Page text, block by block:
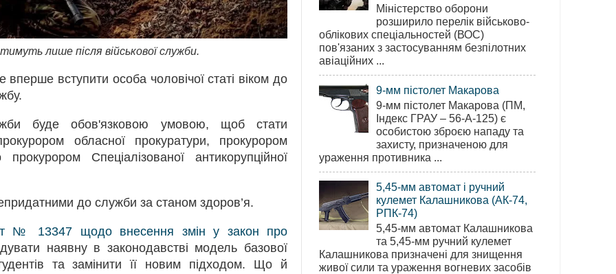
лише після військової служби.
вступити особа чоловічої статі віком до
буде обов'язковою умовою, щоб стати
обласної прокуратури, прокурором
Спеціалізованої антикорупційної
до служби за станом здоров’я.
№ 13347 щодо внесення змін у закон про
наявну в законодавстві модель базової
та замінити її новим підходом. Що й
Міністерство оборони
розширило перелік військово-
облікових спеціальностей (ВОС)
пов'язаних з застосуванням безпілотних
авіаційних ...
9-мм пістолет Макарова
9-мм пістолет Макарова (ПМ,
Індекс ГРАУ – 56-А-125) є
особистою зброєю нападу та
захисту, призначеною для
ураження противника ...
5,45-мм автомат і ручний
кулемет Калашникова (АК-74,
РПК-74)
5,45-мм автомат Калашникова
та 5,45-мм ручний кулемет
Калашникова призначені для знищення
живої сили та ураження вогневих засобів